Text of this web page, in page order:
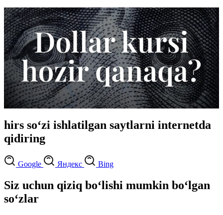
hirs so‘zi ishlatilgan saytlarni internetda
qidiring
Google Яндекс Bing
Siz uchun qiziq bo‘lishi mumkin bo‘lgan
so‘zlar